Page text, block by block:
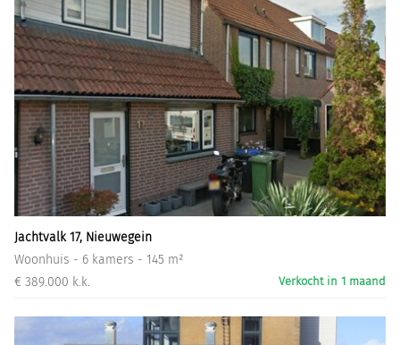
Jachtvalk 17, Nieuwegein
Woonhuis - 6 kamers - 145 m²
€ 389.000 k.k.
Verkocht in 1 maand